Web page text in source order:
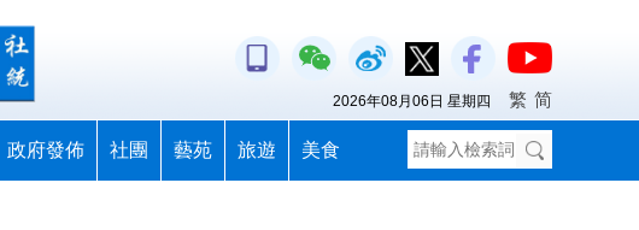
政府發佈 社團 藝苑 旅遊 美食
2026年08月06日 星期四 繁 简